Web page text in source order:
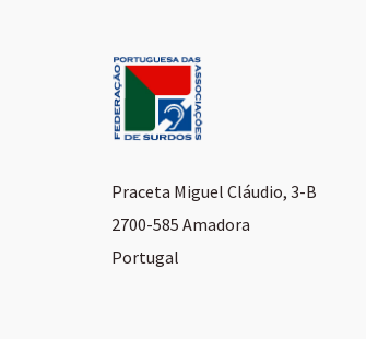
Praceta Miguel Cláudio, 3-B
2700-585 Amadora
Portugal